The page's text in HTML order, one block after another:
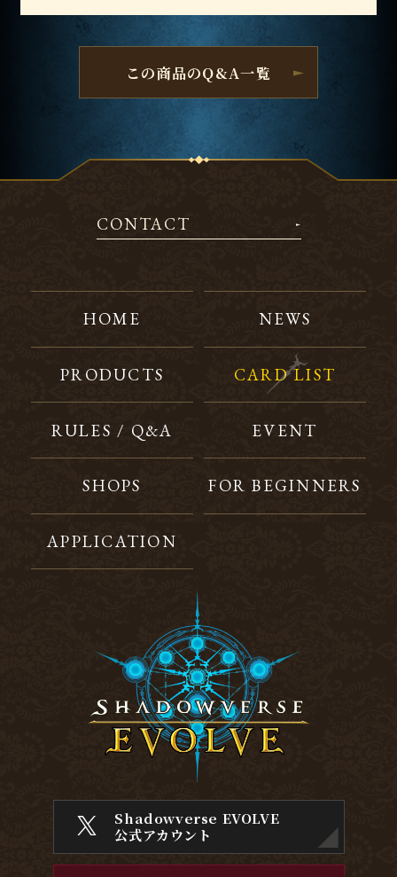
この商品のQ&A一覧
CONTACT
HOME NEWS
PRODUCTS CARD LIST
RULES / Q&A EVENT
SHOPS FOR BEGINNERS
APPLICATION
Shadowverse EVOLVE
公式アカウント